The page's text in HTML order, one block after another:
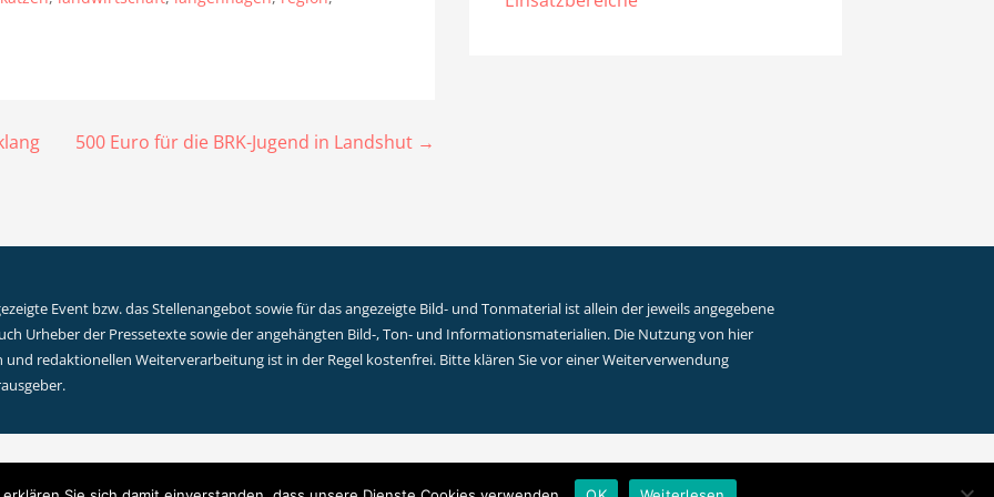
500 Euro für die BRK-Jugend in Landshut →
Event bzw. das Stellenangebot sowie für das angezeigte Bild- und Tonmaterial ist allein der jeweils angegebene
Urheber der Pressetexte sowie der angehängten Bild-, Ton- und Informationsmaterialien. Die Nutzung von hier
redaktionellen Weiterverarbeitung ist in der Regel kostenfrei. Bitte klären Sie vor einer Weiterverwendung